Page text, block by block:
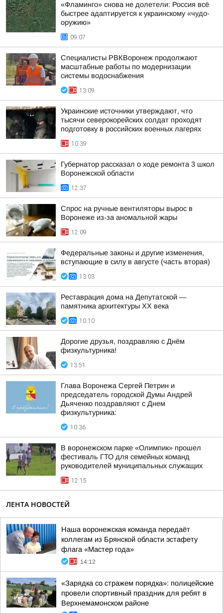
«Фламинго» снова не долетели: Россия всё
быстрее адаптируется к украинскому «чудо-
оружию»
09:07
Специалисты РВКВоронеж продолжают
масштабные работы по модернизации
системы водоснабжения
13:09
Украинские источники утверждают, что
тысячи северокорейских солдат проходят
подготовку в российских военных лагерях
10:39
Губернатор рассказал о ходе ремонта 3 школ
Воронежской области
12:37
Спрос на ручные вентиляторы вырос в
Воронеже из-за аномальной жары
12:09
Федеральные законы и другие изменения,
вступающие в силу в августе (часть вторая)
13:03
Реставрация дома на Депутатской —
памятника архитектуры ХХ века
10:10
Дорогие друзья, поздравляю с Днём
физкультурника!
13:51
Глава Воронежа Сергей Петрин и
председатель городской Думы Андрей
Дьяченко поздравляют с Днем
физкультурника:
10:36
В воронежском парке «Олимпик» прошел
фестиваль ГТО для семейных команд
руководителей муниципальных служащих
12:15
ЛЕНТА НОВОСТЕЙ
Наша воронежская команда передаёт
коллегам из Брянской области эстафету
флага «Мастер года»
14:12
«Зарядка со стражем порядка»: полицейские
провели спортивный праздник для ребят в
Верхнемамонском районе